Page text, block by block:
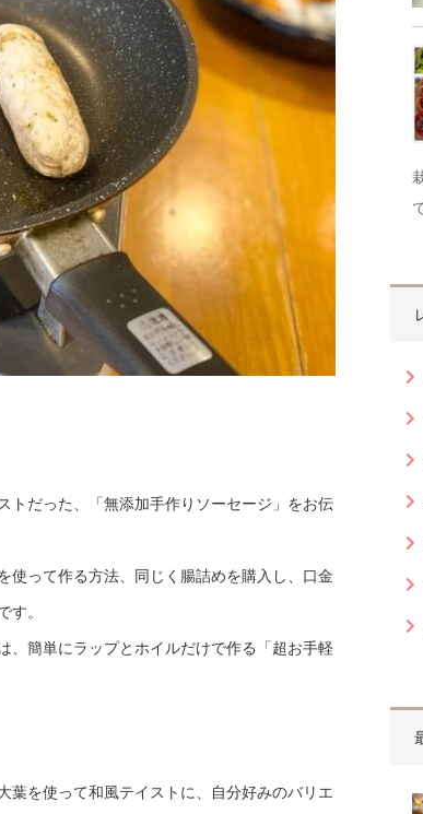
トだった、「無添加手作りソーセージ」をお伝
使って作る方法、同じく腸詰めを購入し、口金
。
、簡単にラップとホイルだけで作る「超お手軽
葉を使って和風テイストに、自分好みのバリエ